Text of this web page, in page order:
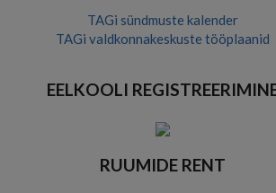
TAGi sündmuste kalender
TAGi valdkonnakeskuste tööplaanid
EELKOOLI
RUUMIDE RENT